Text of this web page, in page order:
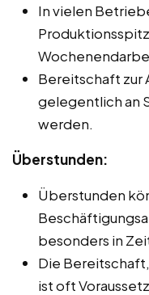
In vielen
Bereitschaft zur
gelegentlich an
werden.
Überstunden:
Überstunden
besonders in
Die
ist oft